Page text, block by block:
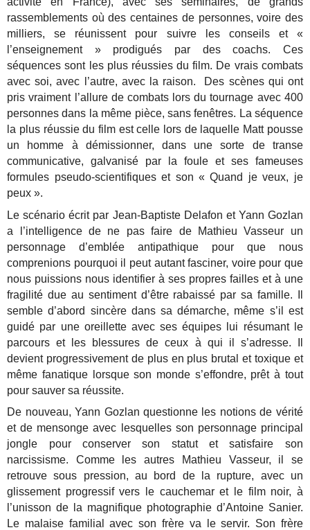
rassemblements où des centaines de personnes, voire des
milliers, se réunissent pour suivre les conseils et «
l’enseignement » prodigués par des coachs. Ces
séquences sont les plus réussies du film. De vrais combats
avec soi, avec l’autre, avec la raison. Des scènes qui ont
pris vraiment l’allure de combats lors du tournage avec 400
personnes dans la même pièce, sans fenêtres. La séquence
la plus réussie du film est celle lors de laquelle Matt pousse
un homme à démissionner, dans une sorte de transe
communicative, galvanisé par la foule et ses fameuses
formules pseudo-scientifiques et son « Quand je veux, je
peux ».
Le scénario écrit par Jean-Baptiste Delafon et Yann Gozlan
a l’intelligence de ne pas faire de Mathieu Vasseur un
personnage d’emblée antipathique pour que nous
comprenions pourquoi il peut autant fasciner, voire pour que
nous puissions nous identifier à ses propres failles et à une
fragilité due au sentiment d’être rabaissé par sa famille. Il
semble d’abord sincère dans sa démarche, même s’il est
guidé par une oreillette avec ses équipes lui résumant le
parcours et les blessures de ceux à qui il s’adresse. Il
devient progressivement de plus en plus brutal et toxique et
même fanatique lorsque son monde s’effondre, prêt à tout
pour sauver sa réussite.
De nouveau, Yann Gozlan questionne les notions de vérité
et de mensonge avec lesquelles son personnage principal
jongle pour conserver son statut et satisfaire son
narcissisme. Comme les autres Mathieu Vasseur, il se
retrouve sous pression, au bord de la rupture, avec un
glissement progressif vers le cauchemar et le film noir, à
l’unisson de la magnifique photographie d’Antoine Sanier.
Le malaise familial avec son frère va le servir. Son frère